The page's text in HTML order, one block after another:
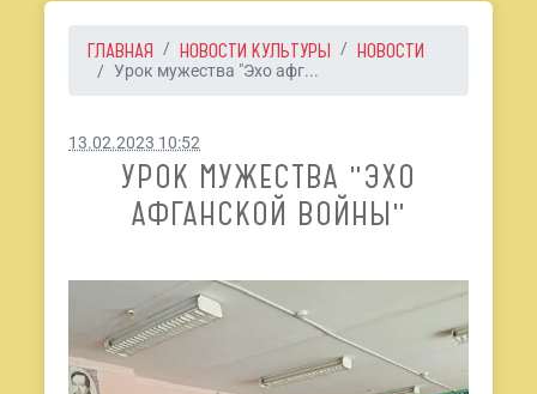
ГЛАВНАЯ НОВОСТИ КУЛЬТУРЫ НОВОСТИ
Урок мужества "Эхо афг...
13.02.2023 10:52
УРОК МУЖЕСТВА "ЭХО
АФГАНСКОЙ ВОЙНЫ"